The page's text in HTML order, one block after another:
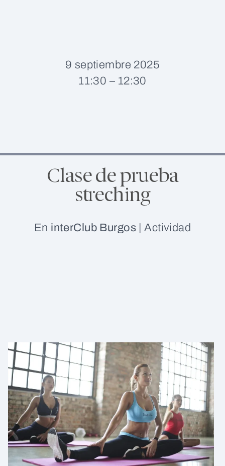
9 septiembre 2025
11:30 – 12:30
Clase de prueba
streching
En interClub Burgos |Actividad